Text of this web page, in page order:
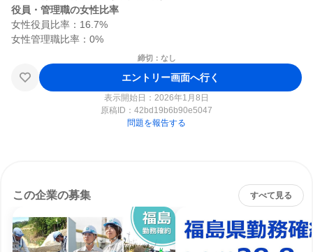
役員・管理職の女性比率
女性役員比率：16.7%
締切：なし
エントリー画面へ行く
表示開始日：2026年1月8日
原稿ID： 42bd19b6b90e5047
問題を報告する
この企業の募集 すべて見る